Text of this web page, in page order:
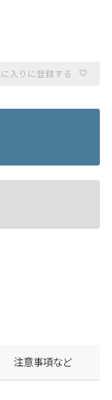
入りに登録する
注意事項など